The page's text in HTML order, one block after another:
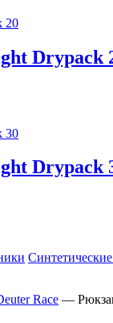
Drypack
Drypack
Race —